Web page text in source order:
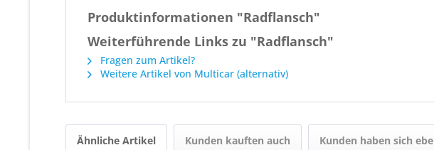
Produktinformationen "Radflansch"
Weiterführende Links zu "Radflansch"
Fragen zum Artikel?
Weitere Artikel von Multicar (alternativ)
Ähnliche Artikel Kunden kauften auch Kunden haben sich